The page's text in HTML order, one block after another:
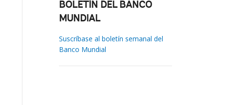
BOLETÍN DEL BANCO
MUNDIAL
Suscríbase al boletín semanal del
Banco Mundial